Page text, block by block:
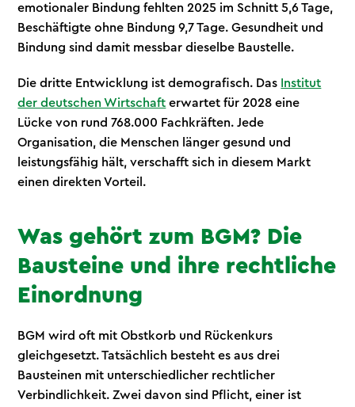
emotionaler Bindung fehlten 2025 im Schnitt 5,6 Tage,
Beschäftigte ohne Bindung 9,7 Tage. Gesundheit und
Bindung sind damit messbar dieselbe Baustelle.
Die dritte Entwicklung ist demografisch. Das Institut
der deutschen Wirtschaft erwartet für 2028 eine
Lücke von rund 768.000 Fachkräften. Jede
Organisation, die Menschen länger gesund und
leistungsfähig hält, verschafft sich in diesem Markt
einen direkten Vorteil.
Was gehört zum BGM? Die
Bausteine und ihre rechtliche
Einordnung
BGM wird oft mit Obstkorb und Rückenkurs
gleichgesetzt. Tatsächlich besteht es aus drei
Bausteinen mit unterschiedlicher rechtlicher
Verbindlichkeit. Zwei davon sind Pflicht, einer ist